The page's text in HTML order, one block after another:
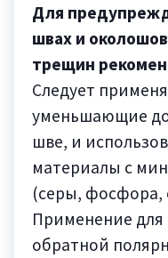
Для
швах и
трещин
Следует
уменьшающие
шве, и
материалы с
(серы, фосфора,
Применение для
обратной